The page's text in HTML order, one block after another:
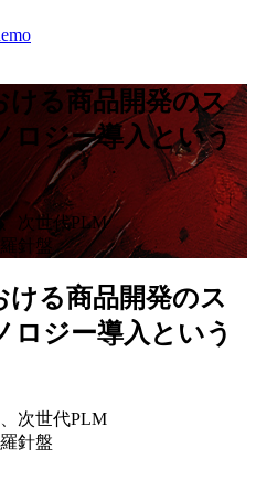
ける商品開発のス
ロジー導入という
次世代PLM
針盤
ける商品開発のス
ロジー導入という
次世代PLM
針盤